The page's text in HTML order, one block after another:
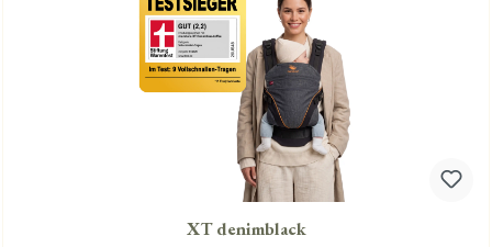
XT denimblack